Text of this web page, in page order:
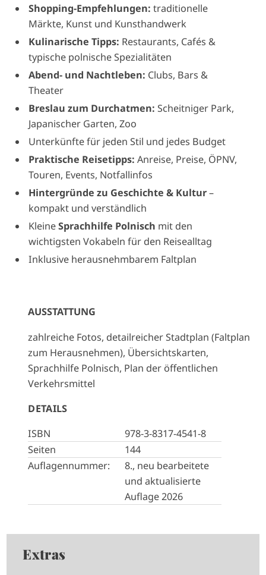
Shopping-Empfehlungen: traditionelle
Märkte, Kunst und Kunsthandwerk
Kulinarische Tipps: Restaurants, Cafés &
typische polnische Spezialitäten
Abend- und Nachtleben: Clubs, Bars &
Theater
Breslau zum Durchatmen: Scheitniger Park,
Japanischer Garten, Zoo
Unterkünfte für jeden Stil und jedes Budget
Praktische Reisetipps: Anreise, Preise, ÖPNV,
Touren, Events, Notfallinfos
Hintergründe zu Geschichte & Kultur–
kompakt und verständlich
KleineSprachhilfe Polnisch mit den
wichtigsten Vokabeln für den Reisealltag
Inklusive herausnehmbarem Faltplan
AUSSTATTUNG
zahlreiche Fotos, detailreicher Stadtplan (Faltplan
zum Herausnehmen), Übersichtskarten,
Sprachhilfe Polnisch, Plan der öffentlichen
Verkehrsmittel
DETAILS
ISBN
978-3-8317-4541-8
Seiten
144
Auflagennummer:
8., neu bearbeitete
und aktualisierte
Auflage 2026
Extras